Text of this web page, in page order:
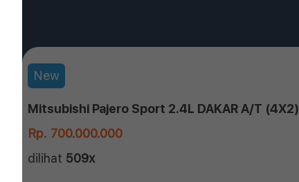
New
Mitsubishi Pajero Sport 2.4L DAKAR A/T (4X2)
Rp. 700.000.000
dilihat 509x